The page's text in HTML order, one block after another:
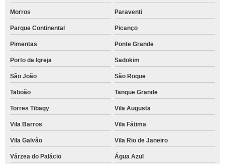
Morros Paraventi
Parque Continental Picanço
Pimentas Ponte Grande
Porto da Igreja Sadokim
São João São Roque
Taboão Tanque Grande
Torres Tibagy Vila Augusta
Vila Barros Vila Fátima
Vila Galvão Vila Rio de Janeiro
Várzea do Palácio Água Azul